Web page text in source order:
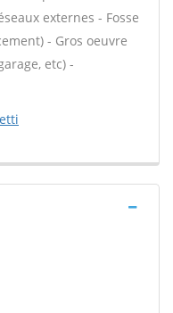
externes - Fosse
- Gros oeuvre
etc) -